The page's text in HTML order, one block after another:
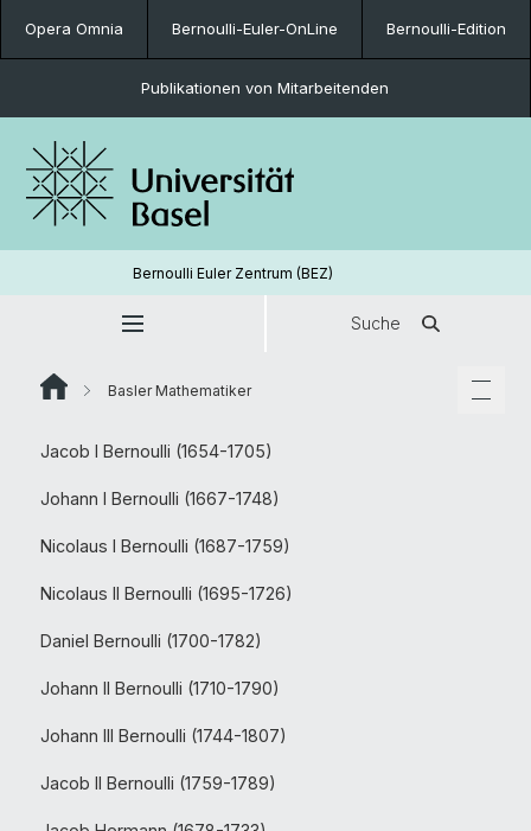
Opera Omnia Bernoulli-Euler-OnLine Bernoulli-Edition
Publikationen von Mitarbeitenden
Bernoulli Euler Zentrum (BEZ)
Suche
Basler Mathematiker
Jacob I Bernoulli (1654-1705)
Johann I Bernoulli (1667-1748)
Nicolaus I Bernoulli (1687-1759)
Nicolaus II Bernoulli (1695-1726)
Daniel Bernoulli (1700-1782)
Johann II Bernoulli (1710-1790)
Johann III Bernoulli (1744-1807)
Jacob II Bernoulli (1759-1789)